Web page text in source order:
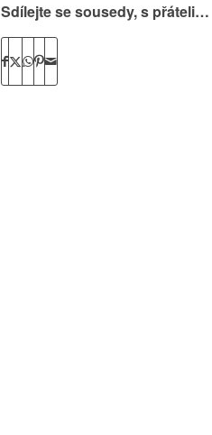
Sdílejte se sousedy, s přáteli…